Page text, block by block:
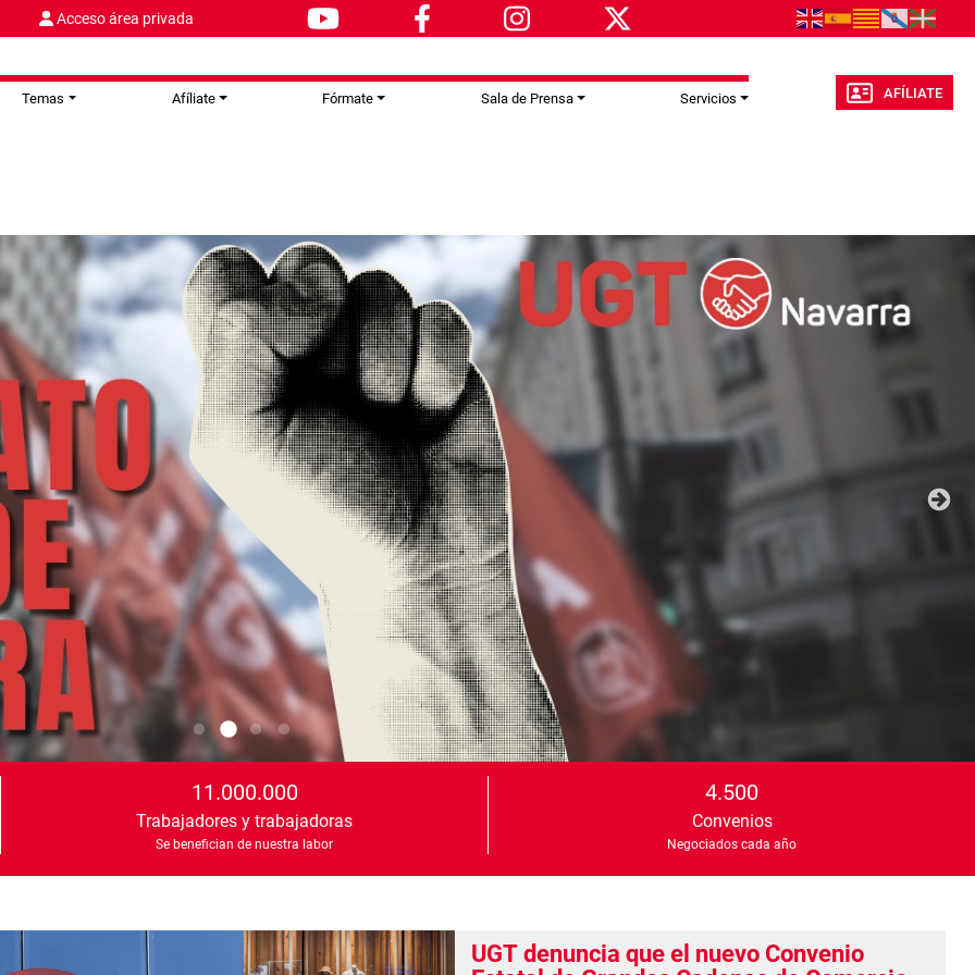
Acceso área privada
Temas Afíliate Fórmate Sala de Prensa Servicios AFÍLIATE
11.000.000
Trabajadores y trabajadoras
Se benefician de nuestra labor
4.500
Convenios
Negociados cada año
UGT denuncia que el nuevo Convenio